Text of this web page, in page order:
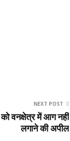
NEXT POST
वनक्षेत्र में आग नहीं
लगाने की अपील